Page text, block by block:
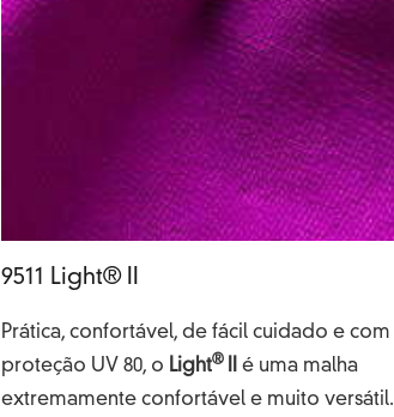
9511 Light® II
Prática, confortável, de fácil cuidado e com
proteção UV 80, o Light®
é uma malha
extremamente confortável e muito versátil.